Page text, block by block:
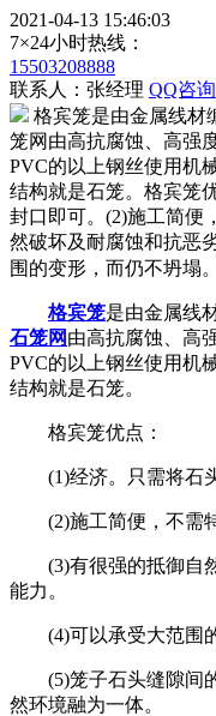
2021-04-13 15:46:03
7×24小时热线：
15503208888
联系人：张经理 QQ咨询
格宾笼是由金属线材
笼网由高抗腐蚀、高强
PVC的以上钢丝使用机
结构就是石笼。格宾笼
封口即可。(2)施工简便
然破坏及耐腐蚀和抗恶
围的变形，而仍不坍塌
格宾笼是由金属线
石笼网由高抗腐蚀、高
PVC的以上钢丝使用机
结构就是石笼。
格宾笼优点：
(1)经济。只需将石
(2)施工简便，不需
(3)有很强的抵御自
能力。
(4)可以承受大范围
(5)笼子石头缝隙间
然环境融为一体。